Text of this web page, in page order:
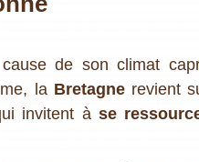
de son climat
la Bretagnerevient
invitent àse